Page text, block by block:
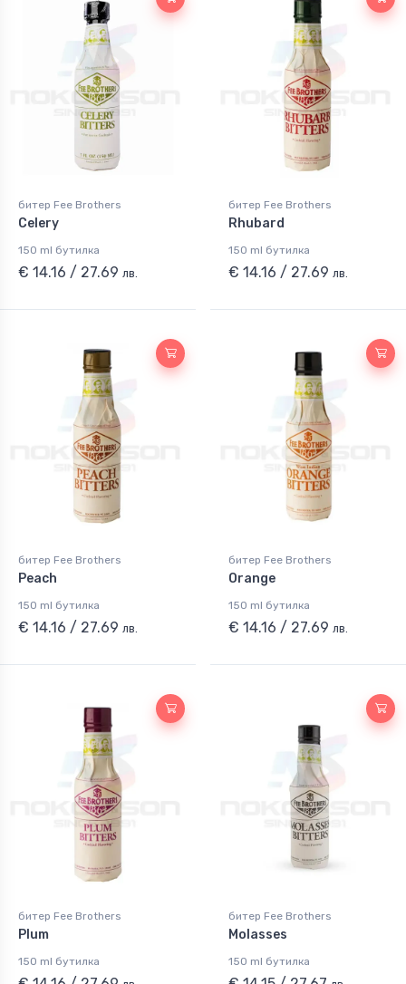
битер Fee Brothers
Celery
150 ml бутилка
€ 14.16 / 27.69 лв.
битер Fee Brothers
Rhubard
150 ml бутилка
€ 14.16 / 27.69 лв.
битер Fee Brothers
Peach
150 ml бутилка
€ 14.16 / 27.69 лв.
битер Fee Brothers
Orange
150 ml бутилка
€ 14.16 / 27.69 лв.
битер Fee Brothers
Plum
150 ml бутилка
битер Fee Brothers
Molasses
150 ml бутилка